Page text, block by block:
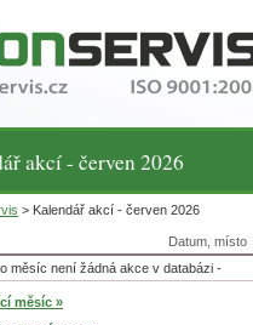
akcí - červen 2026
> Kalendář akcí - červen 2026
Datum, místo
měsíc není žádná akce v databázi -
měsíc »